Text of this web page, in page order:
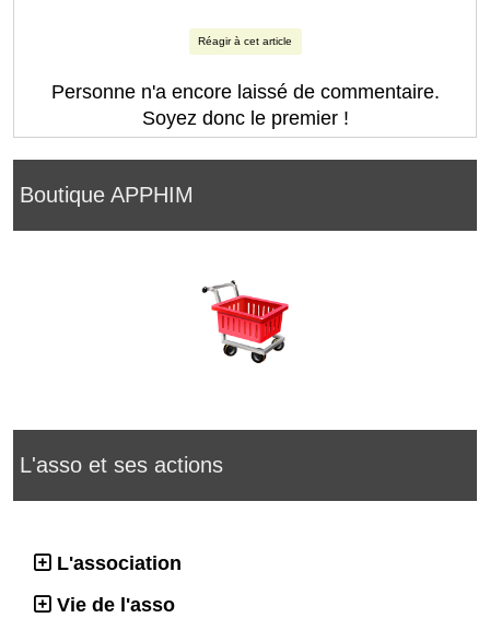
Boutique APPHIM
L'asso et ses actions
L'association
Vie de l'asso
Réagir à cet article
Personne n'a encore laissé de commentaire.
Soyez donc le premier !